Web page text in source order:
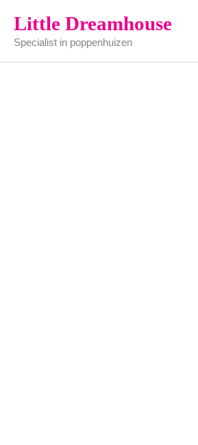
naar
inhoud
Little Dreamhouse
Specialist in poppenhuizen
aantal